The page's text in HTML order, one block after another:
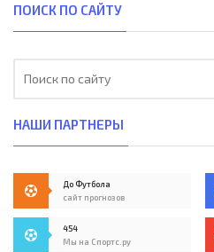
ПОИСК ПО САЙТУ
НАШИ ПАРТНЕРЫ
До Футбола
сайт прогнозов
454
Мы на Спортс.ру